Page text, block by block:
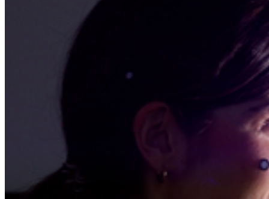
Mitarbeitende
Eva Castringius